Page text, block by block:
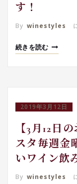
す！
By winestyles
続きを読む
2019年3月12日
【3月12日
スタ毎週金
いワイン飲
By winestyles